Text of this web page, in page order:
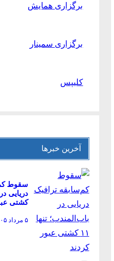
برگزاری همایش
برگزاری سمینار
کلیپس
آخرین خبرها
سقوط
کشتی
۵ مرداد ۱۴۰۵